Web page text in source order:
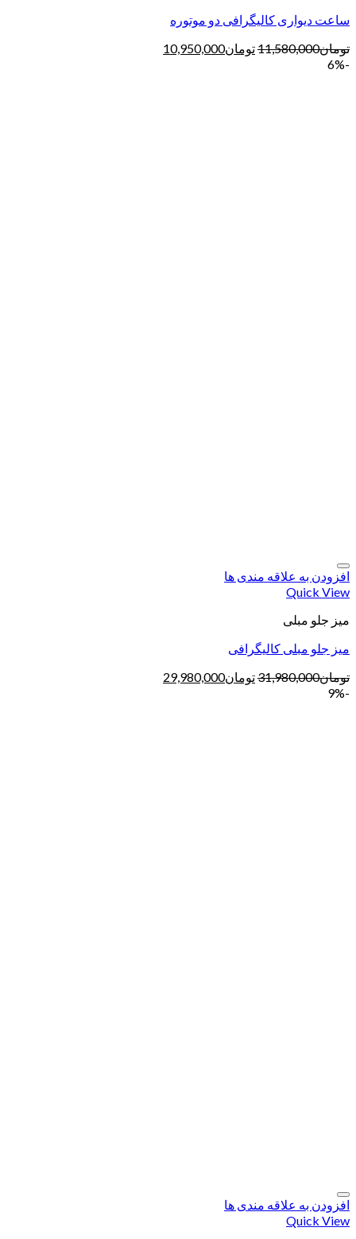
ساعت دیواری کالیگرافی دو موتوره
تومان11,580,000تومان10,950,000
-6%
افزودن به علاقه مندی ها
Quick View
میز جلو مبلی
میز جلو مبلی کالیگرافی
تومان31,980,000تومان29,980,000
-9%
افزودن به علاقه مندی ها
Quick View